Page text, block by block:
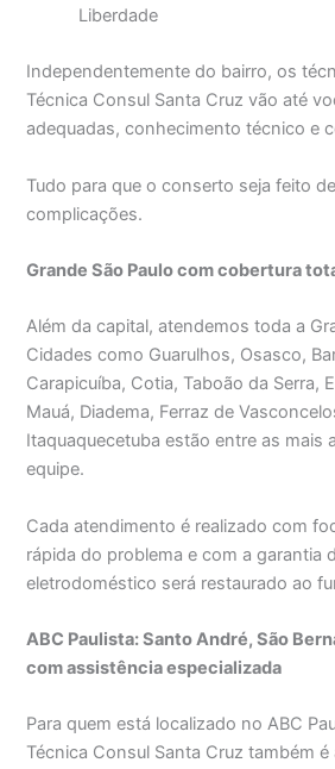
Liberdade
Independentemente do bairro, os
Técnica Consul Santa Cruz vão até
adequadas, conhecimento técnico e
Tudo para que o conserto seja feito
complicações.
Grande São Paulo com cobertura
Além da capital, atendemos toda a
Cidades como Guarulhos, Osasco,
Carapicuíba, Cotia, Taboão da Serra,
Mauá, Diadema, Ferraz de
Itaquaquecetuba estão entre as mais
equipe.
Cada atendimento é realizado com
rápida do problema e com a garantia
eletrodoméstico será restaurado ao
ABC Paulista: Santo André, São
com assistência especializada
Para quem está localizado no ABC
Técnica Consul Santa Cruz também